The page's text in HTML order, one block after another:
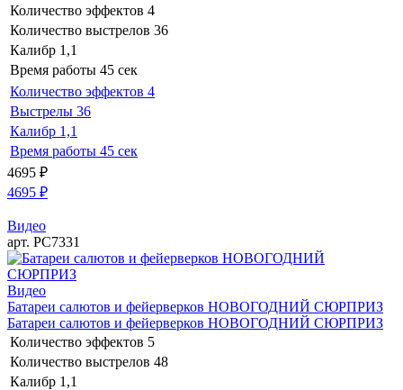
Количество эффектов 4
Количество выстрелов 36
Калибр 1,1
Время работы 45 сек
Количество эффектов 4
Выстрелы 36
Калибр 1,1
Время работы 45 сек
4695 ₽
4695 ₽
Видео
арт. РС7331
Видео
Батареи салютов и фейерверков НОВОГОДНИЙ СЮРПРИЗ
Батареи салютов и фейерверков НОВОГОДНИЙ СЮРПРИЗ
Количество эффектов 5
Количество выстрелов 48
Калибр 1,1